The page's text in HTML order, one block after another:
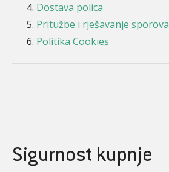
Dostava polica
Pritužbe i rješavanje sporova
Politika Cookies
Sigurnost kupnje